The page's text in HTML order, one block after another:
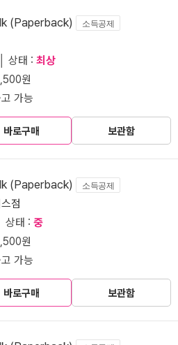
(Paperback) 소득공제
상태 : 최상
원
가능
바로구매 보관함
(Paperback) 소득공제
점
태 : 중
원
가능
바로구매 보관함